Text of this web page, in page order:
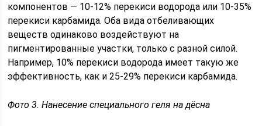
компонентов — 10-12% перекиси водорода или 10-35%
перекиси карбамида. Оба вида отбеливающих
веществ одинаково воздействуют на
пигментированные участки, только с разной силой.
Например, 10% перекиси водорода имеет такую же
эффективность, как и 25-29% перекиси карбамида.
Фото 3. Нанесение специального геля на дёсна